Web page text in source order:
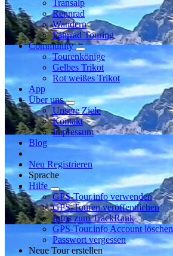
Transalp
Rennrad
Wandern
Fahrrad Touring
Community
Tourenkönige
Gelbes Trikot
Rot weißes Trikot
App
Über uns
Unsere Ziele
Kontakt
Impressum
Blog
Neu Registrieren
Sprache
Hilfe
GPS-Tour.info verwenden
GPS-Touren veröffentlichen
Infos zum TrackRank
GPS-Tour.info Account löschen
Passwort vergessen
Neue Tour erstellen